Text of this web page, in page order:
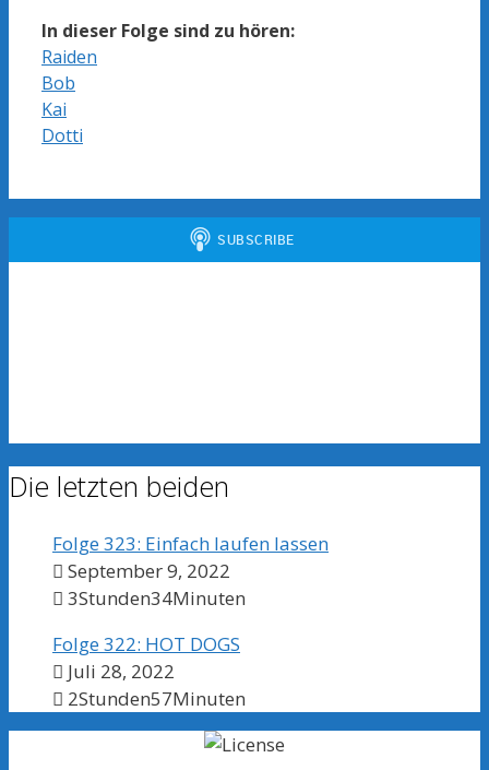
In dieser Folge sind zu hören:
Raiden
Bob
Kai
Dotti
Die letzten beiden
Folge 323: Einfach laufen lassen
September 9, 2022
3Stunden34Minuten
Folge 322: HOT DOGS
Juli 28, 2022
2Stunden57Minuten